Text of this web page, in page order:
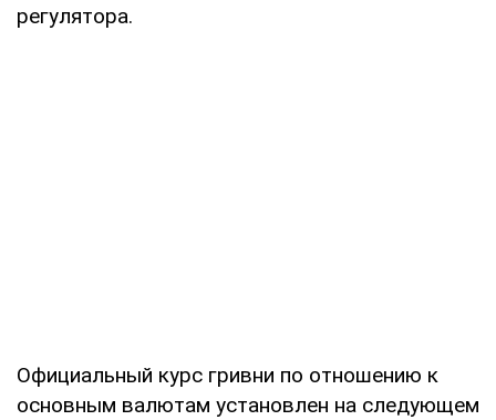
регулятора.
Официальный курс гривни по отношению к
основным валютам установлен на следующем